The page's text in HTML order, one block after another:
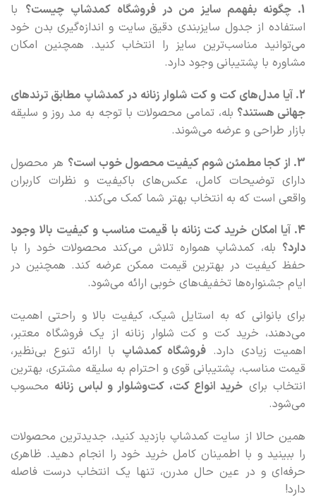
با
استفاده از جدول سایزبندی دقیق سایت و اندازه‌گیری بدن خود
می‌توانید مناسب‌ترین سایز را انتخاب کنید. همچنین امکان
مشاوره با پشتیبانی وجود دارد.
2. آیا مدل‌های کت و کت‌ شلوار زنانه در کمدشاپ مطابق ترندهای
جهانی هستند؟بله، تمامی محصولات با توجه به مد روز و سلیقه
بازار طراحی و عرضه می‌شوند.
3. از کجا مطمئن شوم کیفیت محصول خوب است؟
هر محصول
دارای توضیحات کامل، عکس‌های باکیفیت و نظرات کاربران
واقعی است که به انتخاب بهتر شما کمک می‌کند.
4. آیا امکان خرید کت زنانه با قیمت مناسب و کیفیت بالا وجود
دارد؟بله، کمدشاپ همواره تلاش می‌کند محصولات خود را با
حفظ کیفیت در بهترین قیمت ممکن عرضه کند. همچنین در
ایام جشنواره‌ها تخفیف‌های خوبی ارائه می‌شود.
برای بانوانی که به استایل شیک، کیفیت بالا و راحتی اهمیت
می‌دهند، خرید کت و کت شلوار زنانه از یک فروشگاه معتبر،
اهمیت زیادی دارد. فروشگاه کمدشاپبا ارائه تنوع بی‌نظیر،
قیمت مناسب، پشتیبانی قوی و احترام به سلیقه مشتری، بهترین
انتخاب برای خرید انواع کت، کت‌وشلوار و لباس زنانهمحسوب
می‌شود.
همین حالا از سایت کمدشاپ بازدید کنید، جدیدترین محصولات
را ببینید و با اطمینان کامل خرید خود را انجام دهید. ظاهری
حرفه‌ای و در عین حال مدرن، تنها یک انتخاب درست فاصله
دارد!